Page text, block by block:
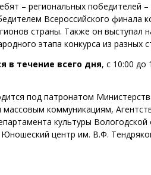
– региональных победителей
Всероссийского финала
страны. Также он выступал
этапа конкурса из разных
в течение всего дня, с 10:00 до
под патронатом
коммуникациям,
культуры Вологодской
центр им. В.Ф.